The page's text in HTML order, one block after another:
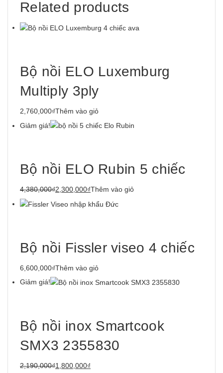
Related products
Bộ nồi ELO Luxemburg
Multiply 3ply
2,760,000₫Thêm vào giỏ
Giảm giá!
Bộ nồi ELO Rubin 5 chiếc
4,380,000₫2,300,000₫Thêm vào giỏ
Bộ nồi Fissler viseo 4 chiếc
6,600,000₫Thêm vào giỏ
Giảm giá!
Bộ nồi inox Smartcook
SMX3 2355830
2,190,000₫1,800,000₫